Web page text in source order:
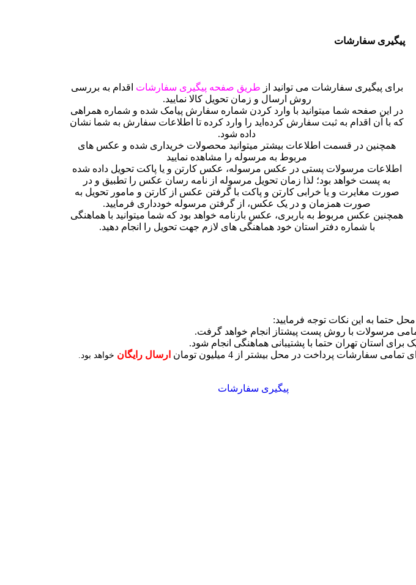
پیگیری سفارشات
برای پیگیری سفارشات می توانید از طریق صفحه پیگیری سفارشات اقدام به بررسی
روش ارسال و زمان تحویل کالا نمایید.
در این صفحه شما میتوانید با وارد کردن شماره سفارش پیامک شده و شماره همراهی
که با آن اقدام به ثبت سفارش کرده‌اید را وارد کرده تا اطلاعات سفارش به شما نشان
داده شود.
همچنین در قسمت اطلاعات بیشتر میتوانید محصولات خریداری شده و عکس های
مربوط به مرسوله را مشاهده نمایید
اطلاعات مرسولات پستی در عکس مرسوله، عکس کارتن و یا پاکت تحویل داده شده
به پست خواهد بود؛ لذا زمان تحویل مرسوله از نامه رسان عکس را تطبیق و در
صورت مغایرت و یا خرابی کارتن و پاکت با گرفتن عکس از کارتن و مامور تحویل به
صورت همزمان و در یک عکس، از گرفتن مرسوله خودداری فرمایید.
همچنین عکس مربوط به باربری، عکس بارنامه خواهد بود که شما میتوانید با هماهنگی
با شماره دفتر استان خود هماهنگی های لازم جهت تحویل را انجام دهید.
حتما به این نکات توجه فرمایید:
مرسولات با روش پست پیشتاز انجام خواهد گرفت.
استان تهران حتما با پشتیبانی هماهنگی انجام شود.
پرداخت در محل بیشتر از 4 میلیون تومان
ارسال رایگان خواهد بود.
پیگیری سفارشات